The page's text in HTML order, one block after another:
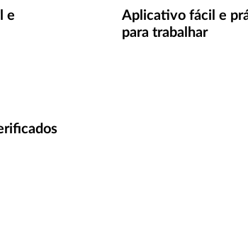
e
Aplicativo fácil e
para trabalhar